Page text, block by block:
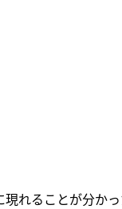
れることが分か